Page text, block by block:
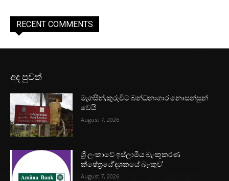
RECENT COMMENTS
අද පුවත්
මැගසින්,කුරුවිට බන්ධනාගාර නොසන්සුන්
වෙයි
August 7, 2026
ශ්‍රී ලංකාවේ ඉස්ලාමීය බැංකුකරණ
ක්ෂේත්‍රයේ‘දශකයේ බැංකුව’
August 7, 2026